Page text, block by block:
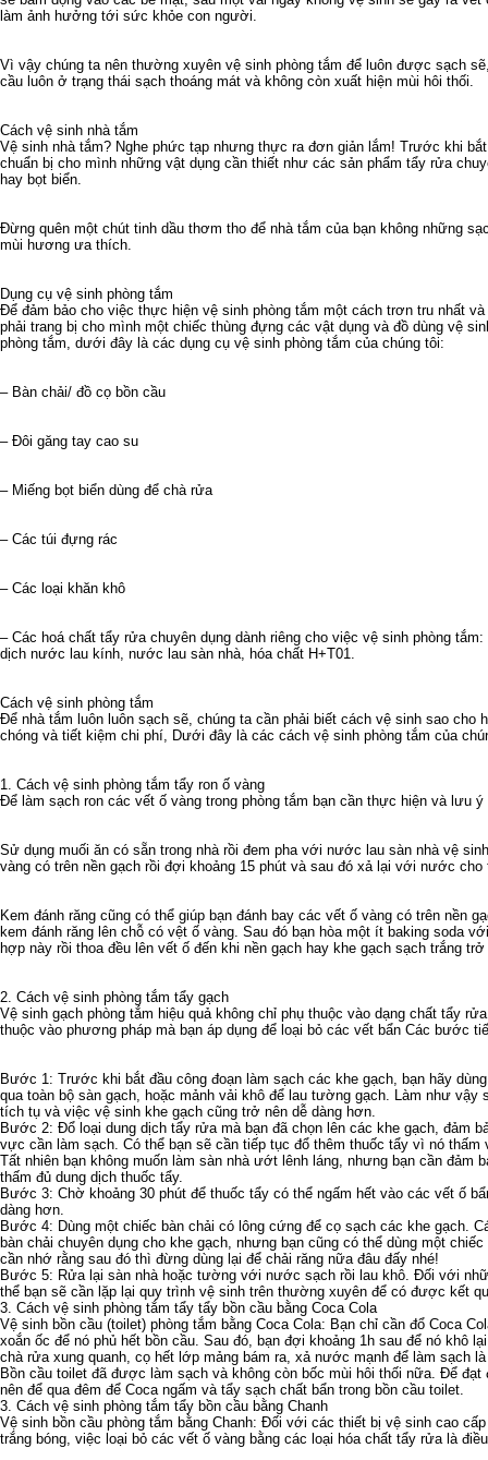
làm ảnh hưởng tới sức khỏe con người.
Vì vậy chúng ta nên thường xuyên vệ sinh phòng tắm để luôn được sạch
cầu luôn ở trạng thái sạch thoáng mát và không còn xuất hiện mùi hôi thối.
Cách vệ sinh nhà tắm
Vệ sinh nhà tắm? Nghe phức tạp nhưng thực ra đơn giản lắm! Trước khi
chuẩn bị cho mình những vật dụng cần thiết như các sản phẩm tẩy rửa
hay bọt biển.
Đừng quên một chút tinh dầu thơm tho để nhà tắm của bạn không những
mùi hương ưa thích.
Dụng cụ vệ sinh phòng tắm
Để đảm bảo cho việc thực hiện vệ sinh phòng tắm một cách trơn tru nhất
phải trang bị cho mình một chiếc thùng đựng các vật dụng và đồ dùng vệ
phòng tắm, dưới đây là các dụng cụ vệ sinh phòng tắm của chúng tôi:
– Bàn chải/ đồ cọ bồn cầu
– Đôi găng tay cao su
– Miếng bọt biển dùng để chà rửa
– Các túi đựng rác
– Các loại khăn khô
– Các hoá chất tẩy rửa chuyên dụng dành riêng cho việc vệ sinh phòng
dịch nước lau kính, nước lau sàn nhà, hóa chất H+T01.
Cách vệ sinh phòng tắm
Để nhà tắm luôn luôn sạch sẽ, chúng ta cần phải biết cách vệ sinh sao cho
chóng và tiết kiệm chi phí, Dưới đây là các cách vệ sinh phòng tắm của
1. Cách vệ sinh phòng tắm tẩy ron ố vàng
Để làm sạch ron các vết ố vàng trong phòng tắm bạn cần thực hiện và lưu
Sử dụng muối ăn có sẵn trong nhà rồi đem pha với nước lau sàn nhà vệ
vàng có trên nền gạch rồi đợi khoảng 15 phút và sau đó xả lại với nước cho
Kem đánh răng cũng có thể giúp bạn đánh bay các vết ố vàng có trên nền
kem đánh răng lên chỗ có vệt ố vàng. Sau đó bạn hòa một ít baking soda
hợp này rồi thoa đều lên vết ố đến khi nền gạch hay khe gạch sạch trắng trở
2. Cách vệ sinh phòng tắm tẩy gạch
Vệ sinh gạch phòng tắm hiệu quả không chỉ phụ thuộc vào dạng chất tẩy
thuộc vào phương pháp mà bạn áp dụng để loại bỏ các vết bẩn Các bước
Bước 1: Trước khi bắt đầu công đoạn làm sạch các khe gạch, bạn hãy
qua toàn bộ sàn gạch, hoặc mảnh vải khô để lau tường gạch. Làm như vậy
tích tụ và việc vệ sinh khe gạch cũng trở nên dễ dàng hơn.
Bước 2: Đổ loại dung dịch tẩy rửa mà bạn đã chọn lên các khe gạch, đảm
vực cần làm sạch. Có thể bạn sẽ cần tiếp tục đổ thêm thuốc tẩy vì nó thấm
Tất nhiên bạn không muốn làm sàn nhà ướt lênh láng, nhưng bạn cần đảm
thấm đủ dung dịch thuốc tẩy.
Bước 3: Chờ khoảng 30 phút để thuốc tẩy có thể ngấm hết vào các vết ố
dàng hơn.
Bước 4: Dùng một chiếc bàn chải có lông cứng để cọ sạch các khe gạch.
bàn chải chuyên dụng cho khe gạch, nhưng bạn cũng có thể dùng một
cần nhớ rằng sau đó thì đừng dùng lại để chải răng nữa đâu đấy nhé!
Bước 5: Rửa lại sàn nhà hoặc tường với nước sạch rồi lau khô. Đối với
thể bạn sẽ cần lặp lại quy trình vệ sinh trên thường xuyên để có được kết
3. Cách vệ sinh phòng tắm tẩy tẩy bồn cầu bằng Coca Cola
Vệ sinh bồn cầu (toilet) phòng tắm bằng Coca Cola: Bạn chỉ cần đổ Coca
xoắn ốc để nó phủ hết bồn cầu. Sau đó, bạn đợi khoảng 1h sau để nó khô
chà rửa xung quanh, cọ hết lớp mảng bám ra, xả nước mạnh để làm sạch
Bồn cầu toilet đã được làm sạch và không còn bốc mùi hôi thối nữa. Để
nên để qua đêm để Coca ngấm và tẩy sạch chất bẩn trong bồn cầu toilet.
3. Cách vệ sinh phòng tắm tẩy bồn cầu bằng Chanh
Vệ sinh bồn cầu phòng tắm bằng Chanh: Đối với các thiết bị vệ sinh cao
trắng bóng, việc loại bỏ các vết ố vàng bằng các loại hóa chất tẩy rửa là